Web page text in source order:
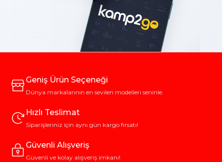
Geniş Ürün Seçeneği
Dünya markalarının en sevilen modelleri seninle.
Hızlı Teslimat
Siparişleriniz için aynı gün kargo fırsatı!
Güvenli Alışveriş
Güvenli ve kolay alışveriş imkanı!